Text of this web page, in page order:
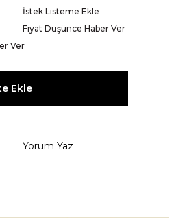
İstek Listeme Ekle
Fiyat Düşünce Haber Ver
Ver
Yorum Yaz